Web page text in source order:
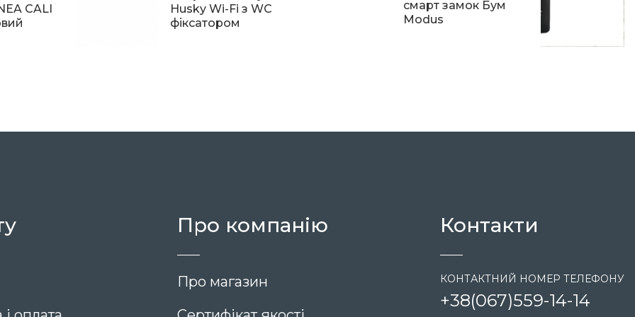
CALI
Husky Wi-Fi з WC
фіксатором
смарт замок Бум
Modus
Про компанію
Про магазин
Контакти
КОНТАКТНИЙ НОМЕР ТЕЛЕФОНУ
+38(067)559-14-14